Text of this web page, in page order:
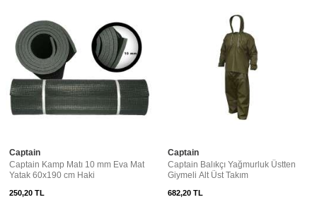
Captain
Captain Kamp Matı 10 mm Eva Mat
Yatak 60x190 cm Haki
250,20 TL
Captain
Captain Balıkçı Yağmurluk Üstten
Giymeli Alt Üst Takım
682,20 TL